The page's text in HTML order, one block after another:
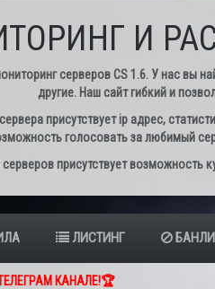
И
серверов CS 1.6. У нас вы
другие. Наш сайт гибкий и
присутствует ip адрес,
голосовать за любимый
присутствует возможность
ЛИСТИНГ
КАНАЛЕ!🏆